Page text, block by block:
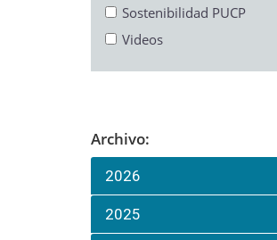
Sostenibilidad PUCP
Videos
Archivo:
2026
2025